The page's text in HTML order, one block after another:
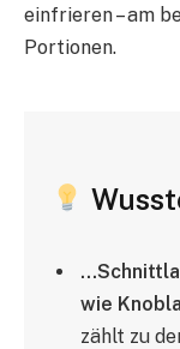
einfrieren – am
Portionen.
wie
zählt zu